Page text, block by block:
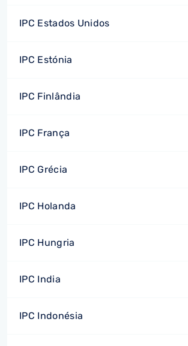
IPC Estados Unidos
IPC Estónia
IPC Finlândia
IPC França
IPC Grécia
IPC Holanda
IPC Hungria
IPC India
IPC Indonésia